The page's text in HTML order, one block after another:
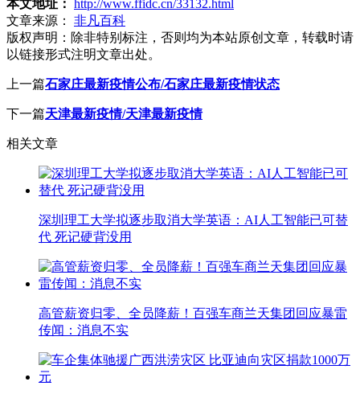
本文地址： http://www.ffidc.cn/33132.html
文章来源：
非凡百科
版权声明： 除非特别标注，否则均为本站原创文章，转载时请
以链接形式注明文章出处。
上一篇石家庄最新疫情公布/石家庄最新疫情状态
下一篇天津最新疫情/天津最新疫情
相关文章
深圳理工大学拟逐步取消大学英语：AI人工智能已可替
代 死记硬背没用
高管薪资归零、全员降薪！百强车商兰天集团回应暴雷
传闻：消息不实